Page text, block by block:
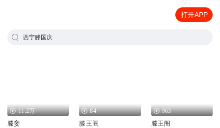
打开APP
西宁滕国庆
11.2万
滕妾
84
滕王阁
963
滕王阁